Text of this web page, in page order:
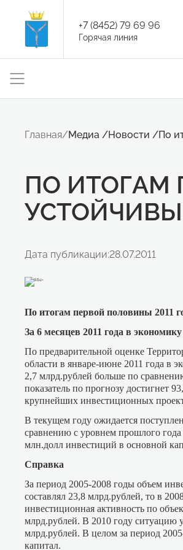
+7 (8452) 79 69 96
Горячая линия
Главная/Медиа /Новости /По
ПО ИТОГАМ
Дата публикации:28.07.2011
По итогам первой половины 2011
За 6 месяцев 2011 года в
По предварительной оценке
области в январе-июне 2011 года в
2,7 млрд.рублей больше по
показатель по прогнозу достигнет
крупнейших инвестиционных
В текущем году ожидается
сравнению с уровнем прошлого года
млн.долл инвестиций в основной
Справка
За период 2005-2008 годы объем
составлял 23,8 млрд.рублей, то в
инвестиционная активность по
млрд.рублей. В 2010 году ситуацию
млрд.рублей. В целом за период
капитал.